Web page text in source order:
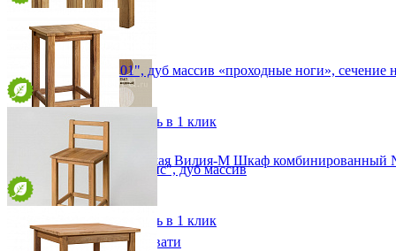
Модульная прихожая Вилия-М Шкаф комбинированный
54 408 ₽
Детская
Двухъярусные кровати
Табурет "Прованс 01", дуб массив «проходные ноги», сечение
от 8 581 ₽
34х45х34 см
Быстро купить в 1 клик
Табурет барный "Прованс", дуб массив
от 8 473 ₽
36х68х36 см
В корзину Быстро купить в 1 клик